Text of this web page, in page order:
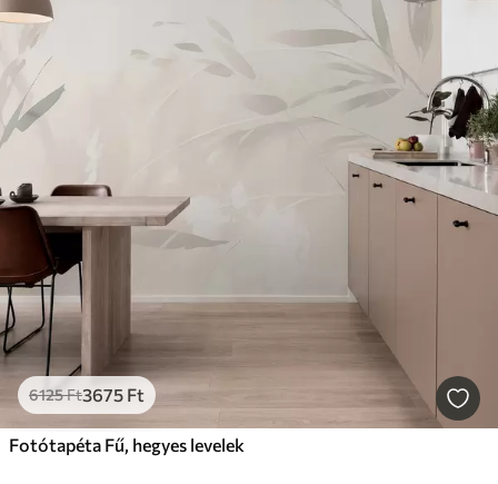
6125Ft3675 Ft
Fotótapéta Fű, hegyes levelek